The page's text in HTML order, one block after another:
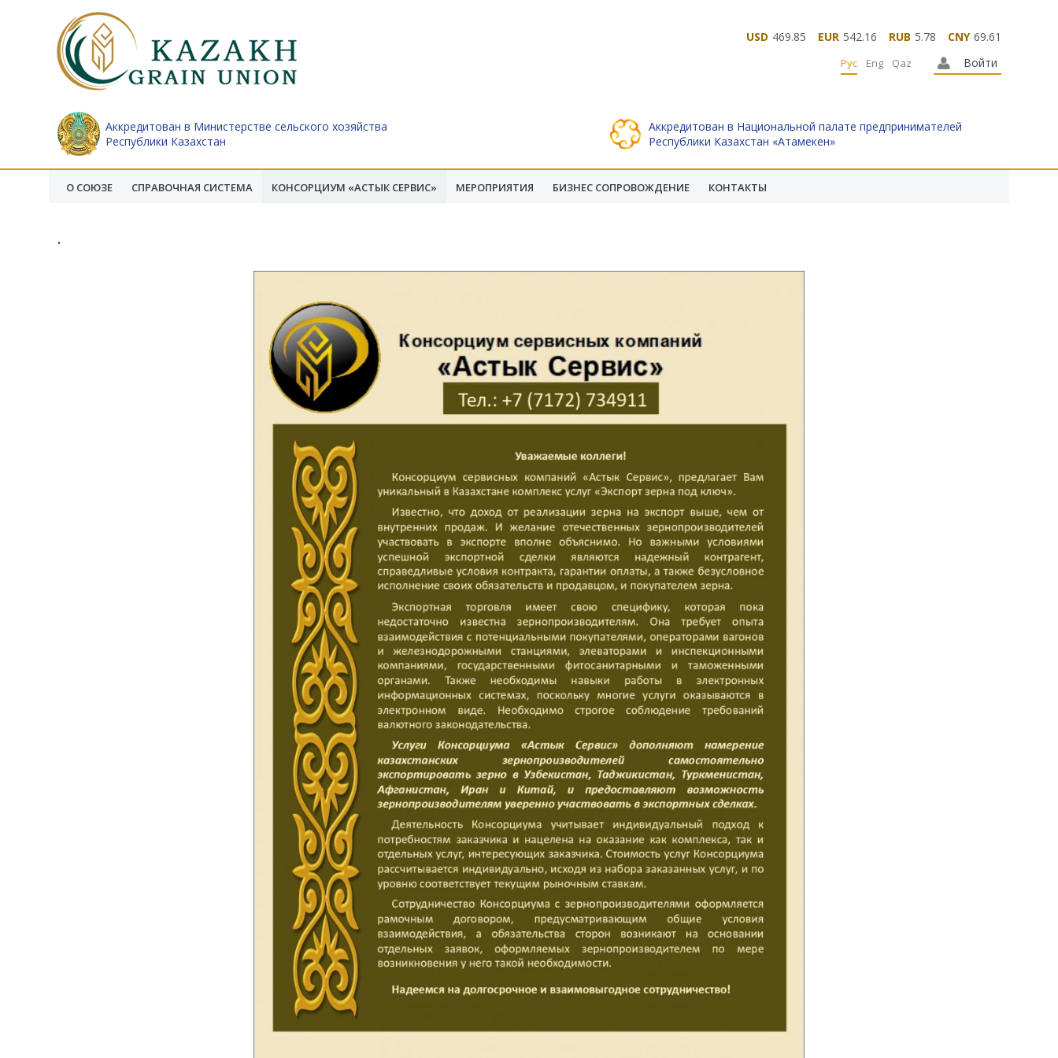
USD 469.85 EUR 542.16 RUB 5.78 CNY 69.61
Войти
Рус Eng Qaz
Аккредитован в Министерстве сельского хозяйства
Республики Казахстан
Аккредитован в Национальной палате предпринимателей
Республики Казахстан «Атамекен»
О СОЮЗЕ СПРАВОЧНАЯ СИСТЕМА КОНСОРЦИУМ «АСТЫК СЕРВИС» МЕРОПРИЯТИЯ БИЗНЕС СОПРОВОЖДЕНИЕ КОНТАКТЫ
.